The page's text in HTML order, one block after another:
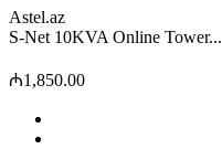
Astel.az
S-Net 10KVA Online Tower...
₼1,850.00